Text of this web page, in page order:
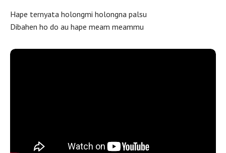
Hape ternyata holongmi holongna palsu
Dibahen ho do au hape meam meammu